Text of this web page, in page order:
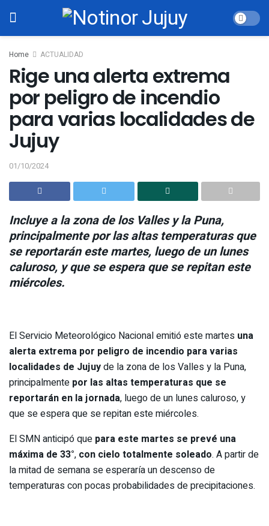
Home ACTUALIDAD
Rige una alerta extrema
por peligro de incendio
para varias localidades de
Jujuy
01/10/2024
Incluye a la zona de los Valles y la Puna,
principalmente por las altas temperaturas que
se reportarán este martes, luego de un lunes
caluroso, y que se espera que se repitan este
miércoles.
El Servicio Meteorológico Nacional emitió este martes una
alerta extrema por peligro de incendio para varias
localidades de Jujuyde la zona de los Valles y la Puna,
principalmente por las altas temperaturas que se
reportarán en la jornada, luego de un lunes caluroso, y
que se espera que se repitan este miércoles.
El SMN anticipó que para este martes se prevé una
máxima de 33°, con cielo totalmente soleado. A partir de
la mitad de semana se esperaría un descenso de
temperaturas con pocas probabilidades de precipitaciones.